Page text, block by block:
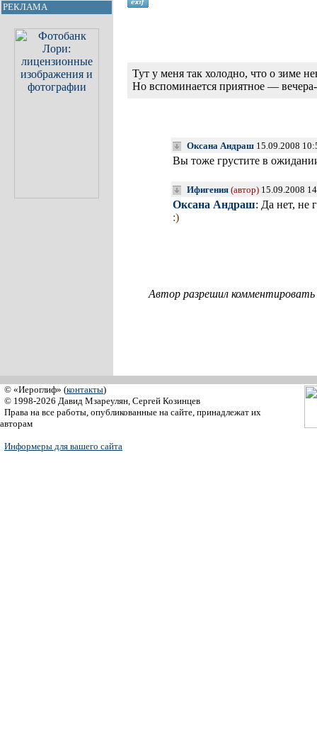
РЕКЛАМА
Тут у меня так холодно, что о зиме
Но вспоминается приятное —
Оксана Андраш 15.09.2008
Вы тоже грустите в
Ифигения (автор) 15.09.2008
Оксана Андраш: Да нет, не
:)
Автор разрешил
© «Иероглиф» (контакты)
© 1998-2026 Давид Мзареулян, Сергей Козинцев
Права на все работы, опубликованные на сайте, принадлежат их
авторам
Информеры для вашего сайта